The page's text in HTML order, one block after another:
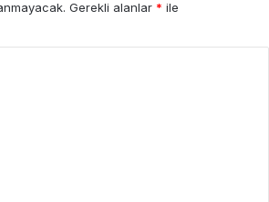
Gerekli alanlar * ile